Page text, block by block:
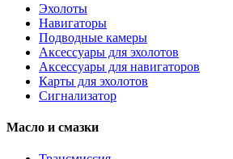
Эхолоты
Навигаторы
Подводные камеры
Аксессуары для эхолотов
Аксессуары для навигаторов
Карты для эхолотов
Сигнализатор
Масло и смазки